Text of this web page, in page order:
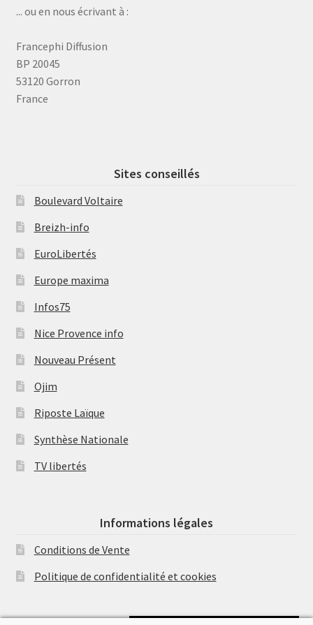
... ou en nous écrivant à :
Francephi Diffusion
BP 20045
53120 Gorron
France
Sites conseillés
Boulevard Voltaire
Breizh-info
EuroLibertés
Europe maxima
Infos75
Nice Provence info
Nouveau Présent
Ojim
Riposte Laïque
Synthèse Nationale
TV libertés
Informations légales
Conditions de Vente
Politique de confidentialité et cookies